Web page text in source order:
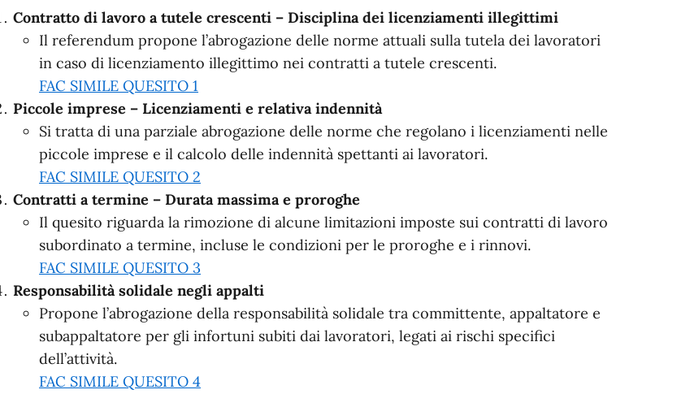
Contratto di lavoro a tutele crescenti – Disciplina dei licenziamenti illegittimi
Il referendum propone l’abrogazione delle norme attuali sulla tutela dei lavoratori
in caso di licenziamento illegittimo nei contratti a tutele crescenti.
FAC SIMILE QUESITO 1
Piccole imprese – Licenziamenti e relativa indennità
Si tratta di una parziale abrogazione delle norme che regolano i licenziamenti nelle
piccole imprese e il calcolo delle indennità spettanti ai lavoratori.
FAC SIMILE QUESITO 2
Contratti a termine – Durata massima e proroghe
Il quesito riguarda la rimozione di alcune limitazioni imposte sui contratti di lavoro
subordinato a termine, incluse le condizioni per le proroghe e i rinnovi.
FAC SIMILE QUESITO 3
Responsabilità solidale negli appalti
Propone l’abrogazione della responsabilità solidale tra committente, appaltatore e
subappaltatore per gli infortuni subiti dai lavoratori, legati ai rischi specifici
dell’attività.
FAC SIMILE QUESITO 4